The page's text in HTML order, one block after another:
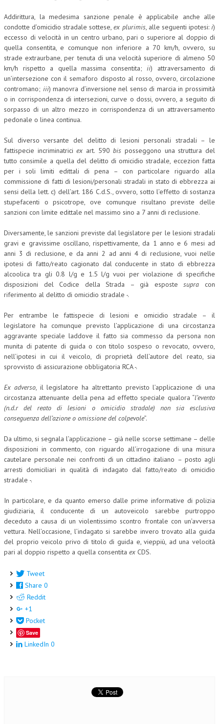
RISK MANAGEMENT
SVILUPPO SOSTENIBILE
PERSONA E CITTÀ
L’UMANISTA
DIRITTO
DIRITTO PENALE D’IMPRESA
DIRITTO DEL WEB
DIRITTO DELLE IMPRESE IN CRISI
CRIMINOLOGIA E CRIMINALISTICA
SICUREZZA SUL LAVORO
DIRITTO TRIBUTARIO
FISCALITÀ INTERNAZIONALE
TAX RISK MANAGEMENT
CRIMINOLOGIA TRIBUTARIA
CFC E PARADISI FISCALI
TRANSFER PRICING
PRASSI
AMMINISTRATIVA
TRIBUTARIA
GIURISPRUDENZA
COSTITUZIONALE
CIVILE
TRIBUTARIA
PENALE
NEWS
ARCHIVIO EVENTI (FINO AL 2022)
PUBBLICAZIONI
BOLLETTINO FINANZIAMENTI
TELEGRAM
DOCUMENTI
Addirittura, la medesima sanzione penale è applicabile anche alle
condotte d’omicidio stradale sottese,ex plurimis, alle seguenti ipotesi:i)
eccesso di velocità in un centro urbano, pari o superiore al doppio di
quella consentita, e comunque non inferiore a 70 km/h, ovvero, su
strade extraurbane, per tenuta di una velocità superiore di almeno 50
km/h rispetto a quella massima consentita; ii) attraversamento di
un’intersezione con il semaforo disposto al rosso, ovvero, circolazione
contromano; iii) manovra d’inversione nel senso di marcia in prossimità
o in corrispondenza di intersezioni, curve o dossi, ovvero, a seguito di
sorpasso di un altro mezzo in corrispondenza di un attraversamento
pedonale o linea continua.
Sul diverso versante del delitto di lesioni personali stradali – le
fattispecie incriminatriciex art. 590bis posseggono una struttura del
tutto consimile a quella del delitto di omicidio stradale, eccezion fatta
per i soli limiti edittali di pena – con particolare riguardo alla
commissione di fatti di lesioni/personali stradali in stato di ebbrezza ai
sensi della lett. c) dell’art. 186 C.d.S., ovvero, sotto l’effetto di sostanza
stupefacenti o psicotrope, ove comunque risultano previste delle
sanzioni con limite edittale nel massimo sino a 7 anni di reclusione.
Diversamente, le sanzioni previste dal legislatore per le lesioni stradali
gravi e gravissime oscillano, rispettivamente, da 1 anno e 6 mesi ad
anni 3 di reclusione, e da anni 2 ad anni 4 di reclusione, vuoi nelle
ipotesi di fatto/reato cagionato dal conducente in stato di ebbrezza
alcoolica tra gli 0.8 l/g e 1.5 l/g vuoi per violazione di specifiche
disposizioni del Codice della Strada – già espostesupracon
riferimento al delitto di omicidio stradale -.
Per entrambe le fattispecie di lesioni e omicidio stradale – il
legislatore ha comunque previsto l’applicazione di una circostanza
aggravante speciale laddove il fatto sia commesso da persona non
munita di patente di guida o con titolo sospeso o revocato, ovvero,
nell’ipotesi in cui il veicolo, di proprietà dell’autore del reato, sia
sprovvisto di assicurazione obbligatoria RCA -.
Ex adverso, il legislatore ha altrettanto previsto l’applicazione di una
circostanza attenuante della pena ad effetto speciale qualora “l’evento
(n.d.r del reato di lesioni o omicidio stradale) non sia esclusiva
conseguenza dell’azione o omissione del colpevole”.
Da ultimo, si segnala l’applicazione – già nelle scorse settimane – delle
disposizioni in commento, con riguardo all’irrogazione di una misura
cautelare personale nei confronti di un cittadino italiano – posto agli
arresti domiciliari in qualità di indagato dal fatto/reato di omicidio
stradale -.
In particolare, e da quanto emerso dalle prime informative di polizia
giudiziaria, il conducente di un autoveicolo sarebbe purtroppo
deceduto a causa di un violentissimo scontro frontale con un’avversa
vettura. Nell’occasione, l’indagato si sarebbe invero trovato alla guida
del proprio veicolo privo di titolo di guida e, vieppiù, ad una velocità
pari al doppio rispetto a quella consentita ex CDS.
Tweet
Share 0
Reddit
+1
Pocket
Save
LinkedIn 0